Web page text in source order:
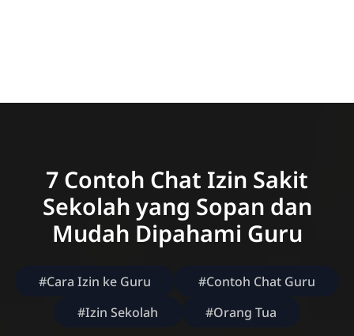
7 Contoh Chat Izin Sakit
Sekolah yang Sopan dan
Mudah Dipahami Guru
#Cara Izin ke Guru
#Contoh Chat Guru
#Izin Sekolah
#Orang Tua